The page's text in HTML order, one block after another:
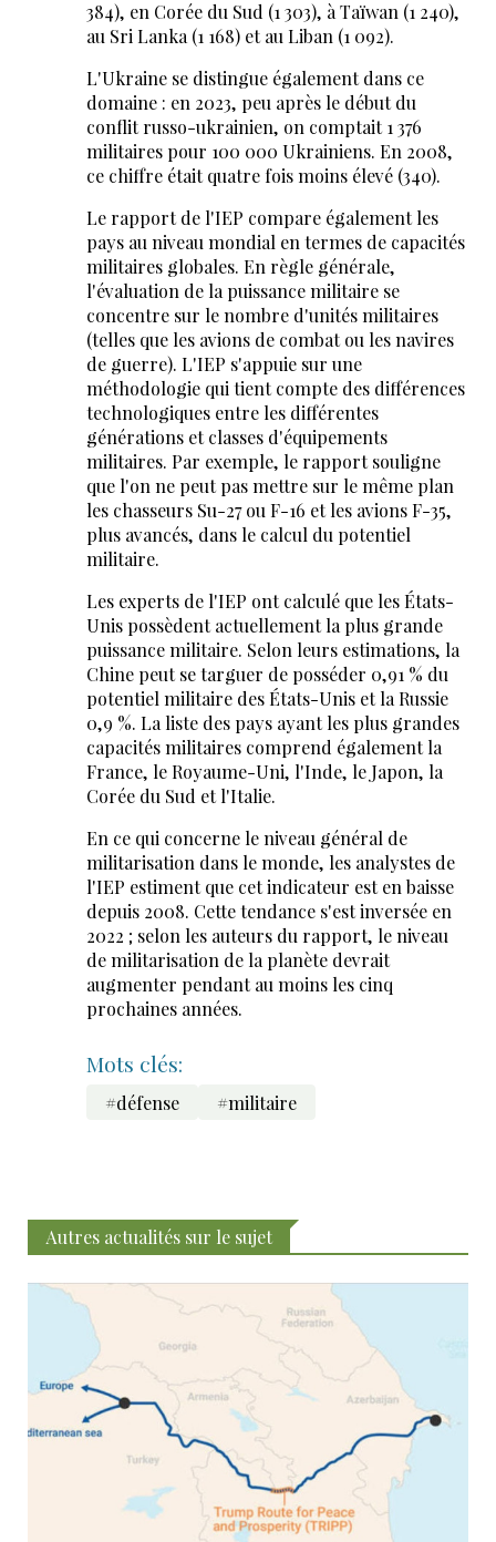
384), en Corée du Sud (1 303), à Taïwan (1 240),
au Sri Lanka (1 168) et au Liban (1 092).
L'Ukraine se distingue également dans ce
domaine : en 2023, peu après le début du
conflit russo-ukrainien, on comptait 1 376
militaires pour 100 000 Ukrainiens. En 2008,
ce chiffre était quatre fois moins élevé (340).
Le rapport de l'IEP compare également les
pays au niveau mondial en termes de capacités
militaires globales. En règle générale,
l'évaluation de la puissance militaire se
concentre sur le nombre d'unités militaires
(telles que les avions de combat ou les navires
de guerre). L'IEP s'appuie sur une
méthodologie qui tient compte des différences
technologiques entre les différentes
générations et classes d'équipements
militaires. Par exemple, le rapport souligne
que l'on ne peut pas mettre sur le même plan
les chasseurs Su-27 ou F-16 et les avions F-35,
plus avancés, dans le calcul du potentiel
militaire.
Les experts de l'IEP ont calculé que les États-
Unis possèdent actuellement la plus grande
puissance militaire. Selon leurs estimations, la
Chine peut se targuer de posséder 0,91 % du
potentiel militaire des États-Unis et la Russie
0,9 %. La liste des pays ayant les plus grandes
capacités militaires comprend également la
France, le Royaume-Uni, l'Inde, le Japon, la
Corée du Sud et l'Italie.
En ce qui concerne le niveau général de
militarisation dans le monde, les analystes de
l'IEP estiment que cet indicateur est en baisse
depuis 2008. Cette tendance s'est inversée en
2022 ; selon les auteurs du rapport, le niveau
de militarisation de la planète devrait
augmenter pendant au moins les cinq
prochaines années.
Mots clés:
#défense #militaire
Autres actualités sur le sujet